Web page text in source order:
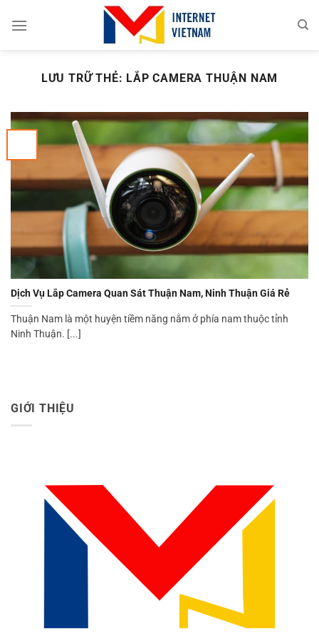
đến
LƯU TRỮ THẺ: LẮP CAMERA THUẬN NAM
Dịch Vụ Lắp Camera Quan Sát Thuận Nam, Ninh Thuận Giá Rẻ
Thuận Nam là một huyện tiềm năng nằm ở phía nam thuộc tỉnh
Ninh Thuận. [...]
GIỚI THIỆU